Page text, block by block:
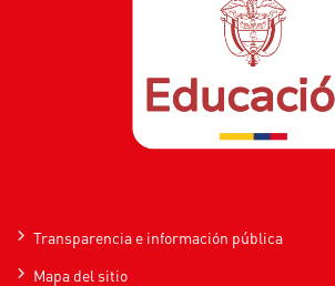
Transparencia e información pública
Mapa del sitio